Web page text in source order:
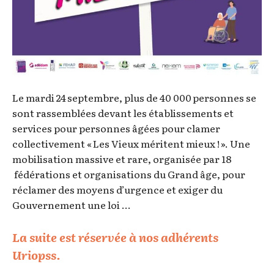
Le mardi 24 septembre, plus de 40 000 personnes se
sont rassemblées devant les établissements et
services pour personnes âgées pour clamer
collectivement « Les Vieux méritent mieux ! ». Une
mobilisation massive et rare, organisée par 18
fédérations et organisations du Grand âge, pour
réclamer des moyens d’urgence et exiger du
Gouvernement une loi ...
La suite est réservée à nos adhérents
Uriopss.